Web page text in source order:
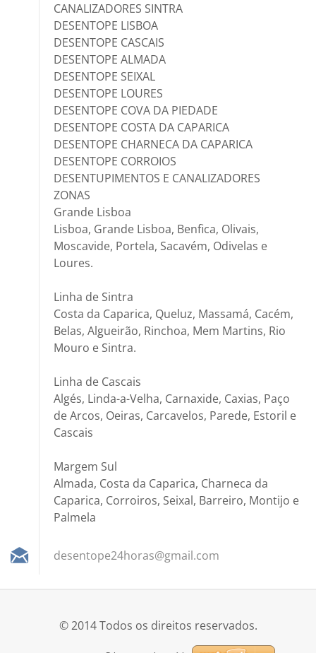
CANALIZADORES SINTRA
DESENTOPE LISBOA
DESENTOPE CASCAIS
DESENTOPE ALMADA
DESENTOPE SEIXAL
DESENTOPE LOURES
DESENTOPE COVA DA PIEDADE
DESENTOPE COSTA DA CAPARICA
DESENTOPE CHARNECA DA CAPARICA
DESENTOPE CORROIOS
DESENTUPIMENTOS E CANALIZADORES
ZONAS
Grande Lisboa
Lisboa, Grande Lisboa, Benfica, Olivais,
Moscavide, Portela, Sacavém, Odivelas e
Loures.
Linha de Sintra
Costa da Caparica, Queluz, Massamá, Cacém,
Belas, Algueirão, Rinchoa, Mem Martins, Rio
Mouro e Sintra.
Linha de Cascais
Algés, Linda-a-Velha, Carnaxide, Caxias, Paço
de Arcos, Oeiras, Carcavelos, Parede, Estoril e
Cascais
Margem Sul
Almada, Costa da Caparica, Charneca da
Caparica, Corroiros, Seixal, Barreiro, Montijo e
Palmela
desentope24horas@gmail.com
© 2014 Todos os direitos reservados.